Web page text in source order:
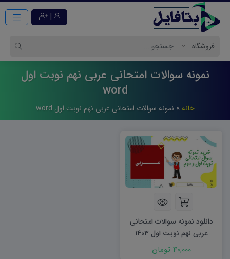
|
نمونه سوالات امتحانی عربی نهم نوبت اول
word
خانه » نمونه سوالات امتحانی عربی نهم نوبت اول word
دانلود نمونه سوالات امتحانی
عربی نهم نوبت اول ۱۴۰۳
word40,000 تومان